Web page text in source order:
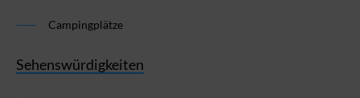
Campingplätze
Sehenswürdigkeiten